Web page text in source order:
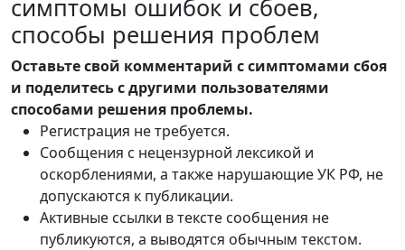
симптомы ошибок и сбоев,
способы решения проблем
Оставьте свой комментарий с симптомами сбоя
и поделитесь с другими пользователями
способами решения проблемы.
Регистрация не требуется.
Сообщения с нецензурной лексикой и
оскорблениями, а также нарушающие УК РФ, не
допускаются к публикации.
Активные ссылки в тексте сообщения не
публикуются, а выводятся обычным текстом.